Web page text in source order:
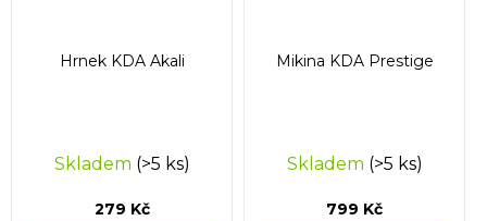
Hrnek KDA Akali
Skladem (>5 ks)
279 Kč
Mikina KDA Prestige
Skladem (>5 ks)
799 Kč